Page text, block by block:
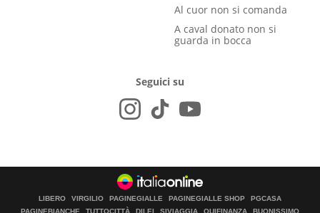
Al cuor non si comanda
A caval donato non si
guarda in bocca
Seguici su
LIBERO VIRGILIO PAGINEGIALLE PAGINEGIALLE SHOP
PGCASA